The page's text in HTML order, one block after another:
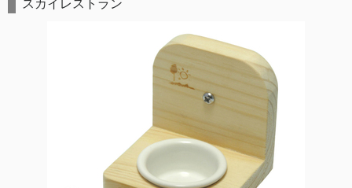
スカイレストラン